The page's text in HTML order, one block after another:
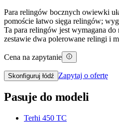
Para relingów bocznych owiewki
pomoście łatwo sięga relingów;
Ta para relingów jest wymagana
zestawie dwa polerowane relingi i
Cena na zapytanie
Skonfiguruj łódź Zapytaj o ofertę
Pasuje do modeli
Terhi 450 TC